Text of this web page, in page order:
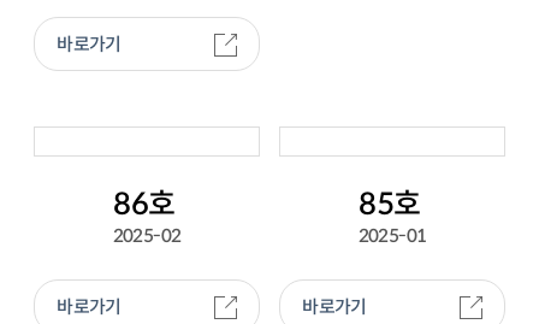
바로가기
86호
2025-02
바로가기
85호
2025-01
바로가기